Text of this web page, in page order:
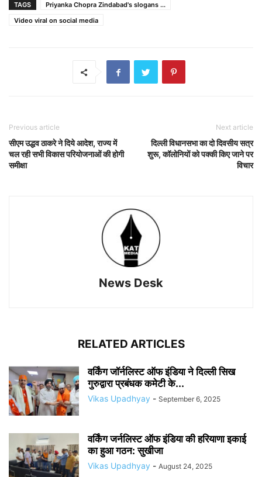
TAGS
Priyanka Chopra Zindabad's slogans ...
Video viral on social media
Previous article
सीएम उद्धव ठाकरे ने दिये आदेश, राज्य में
चल रही सभी विकास परियोजनाओं की होगी
समीक्षा
Next article
दिल्ली विधानसभा का दो दिवसीय सत्र
शुरू, कॉलोनियों को पक्की किए जाने पर
विचार
News Desk
RELATED ARTICLES
वर्किंग जॉर्नलिस्ट ऑफ इंडिया ने दिल्ली सिख
गुरुद्वारा प्रबंधक कमेटी के...
Vikas Upadhyay - September 6, 2025
वर्किंग जर्नलिस्ट ऑफ इंडिया की हरियाणा इकाई
का हुआ गठन: सुखीजा
Vikas Upadhyay - August 24, 2025